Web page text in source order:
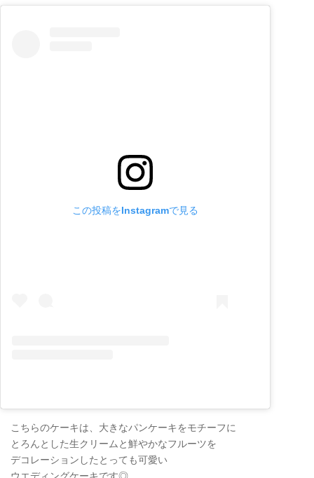
この投稿をInstagramで見る
こちらのケーキは、大きなパンケーキをモチーフに
とろんとした生クリームと鮮やかなフルーツを
デコレーションしたとっても可愛い